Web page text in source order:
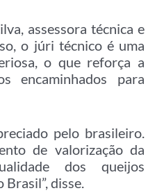
assessora técnica e
o júri técnico é uma
o que reforça a
encaminhados para
pelo brasileiro.
de valorização da
dos queijos
disse.